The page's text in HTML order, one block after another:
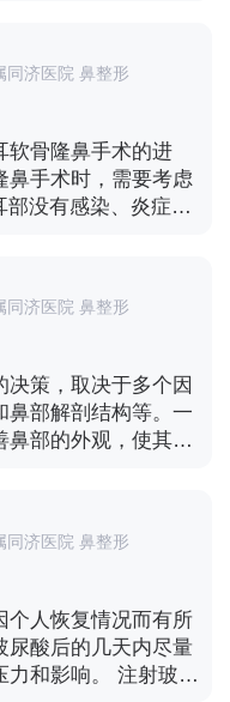
力或不合理的期望
、资质合格的整形
，了解他们的经
的案例和患者反
生进行详细的咨询
构、皮肤弹性和其他
程、风险和预期效
人决定，需要综合考
沟通和评估，能够
术的安全和效果。
有结痂并不一定意味
口的清洁和适当的
护理指导，包括定
、避免摩擦和刺激
渗液或其他异常症
过分担心。然而，如
担忧，最好及时咨询
，隆鼻手术后的完全
间。在恢复期间，
息和避免剧烈运动
同济医院 鼻整形
软骨隆鼻手术的进
鼻手术时，需要考虑
没有感染、炎症或
使用耳软骨的可行
质量、数量和位置
手术后需要一定的
虑到打耳洞和手术后
在进行任何整形手术
估是非常重要的。
耳部健康、手术需求
，手术后的护理也至
，包括耳部和鼻部
于手术的成功和恢
生之间的沟通和对手
对耳软骨隆鼻有任何
坦诚的讨论。
同济医院 鼻整形
决策，取决于多个因
鼻部解剖结构等。一
鼻部的外观，使其与
的其他特征相适
梁可能会显得不自
2. 个人审美：每个
手术前，医生会与患
美需求，并根据患
的高度。 3. 鼻部解
构也会影响隆鼻手术
同济医院 鼻整形
个人恢复情况而有所
尿酸后的几天内尽量
力和影响。 注射玻尿